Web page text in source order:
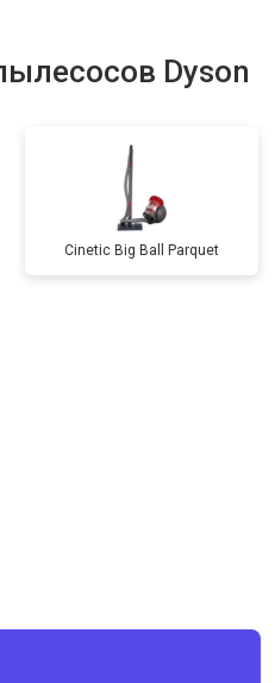
Dyson
Cinetic Big Ball Parquet